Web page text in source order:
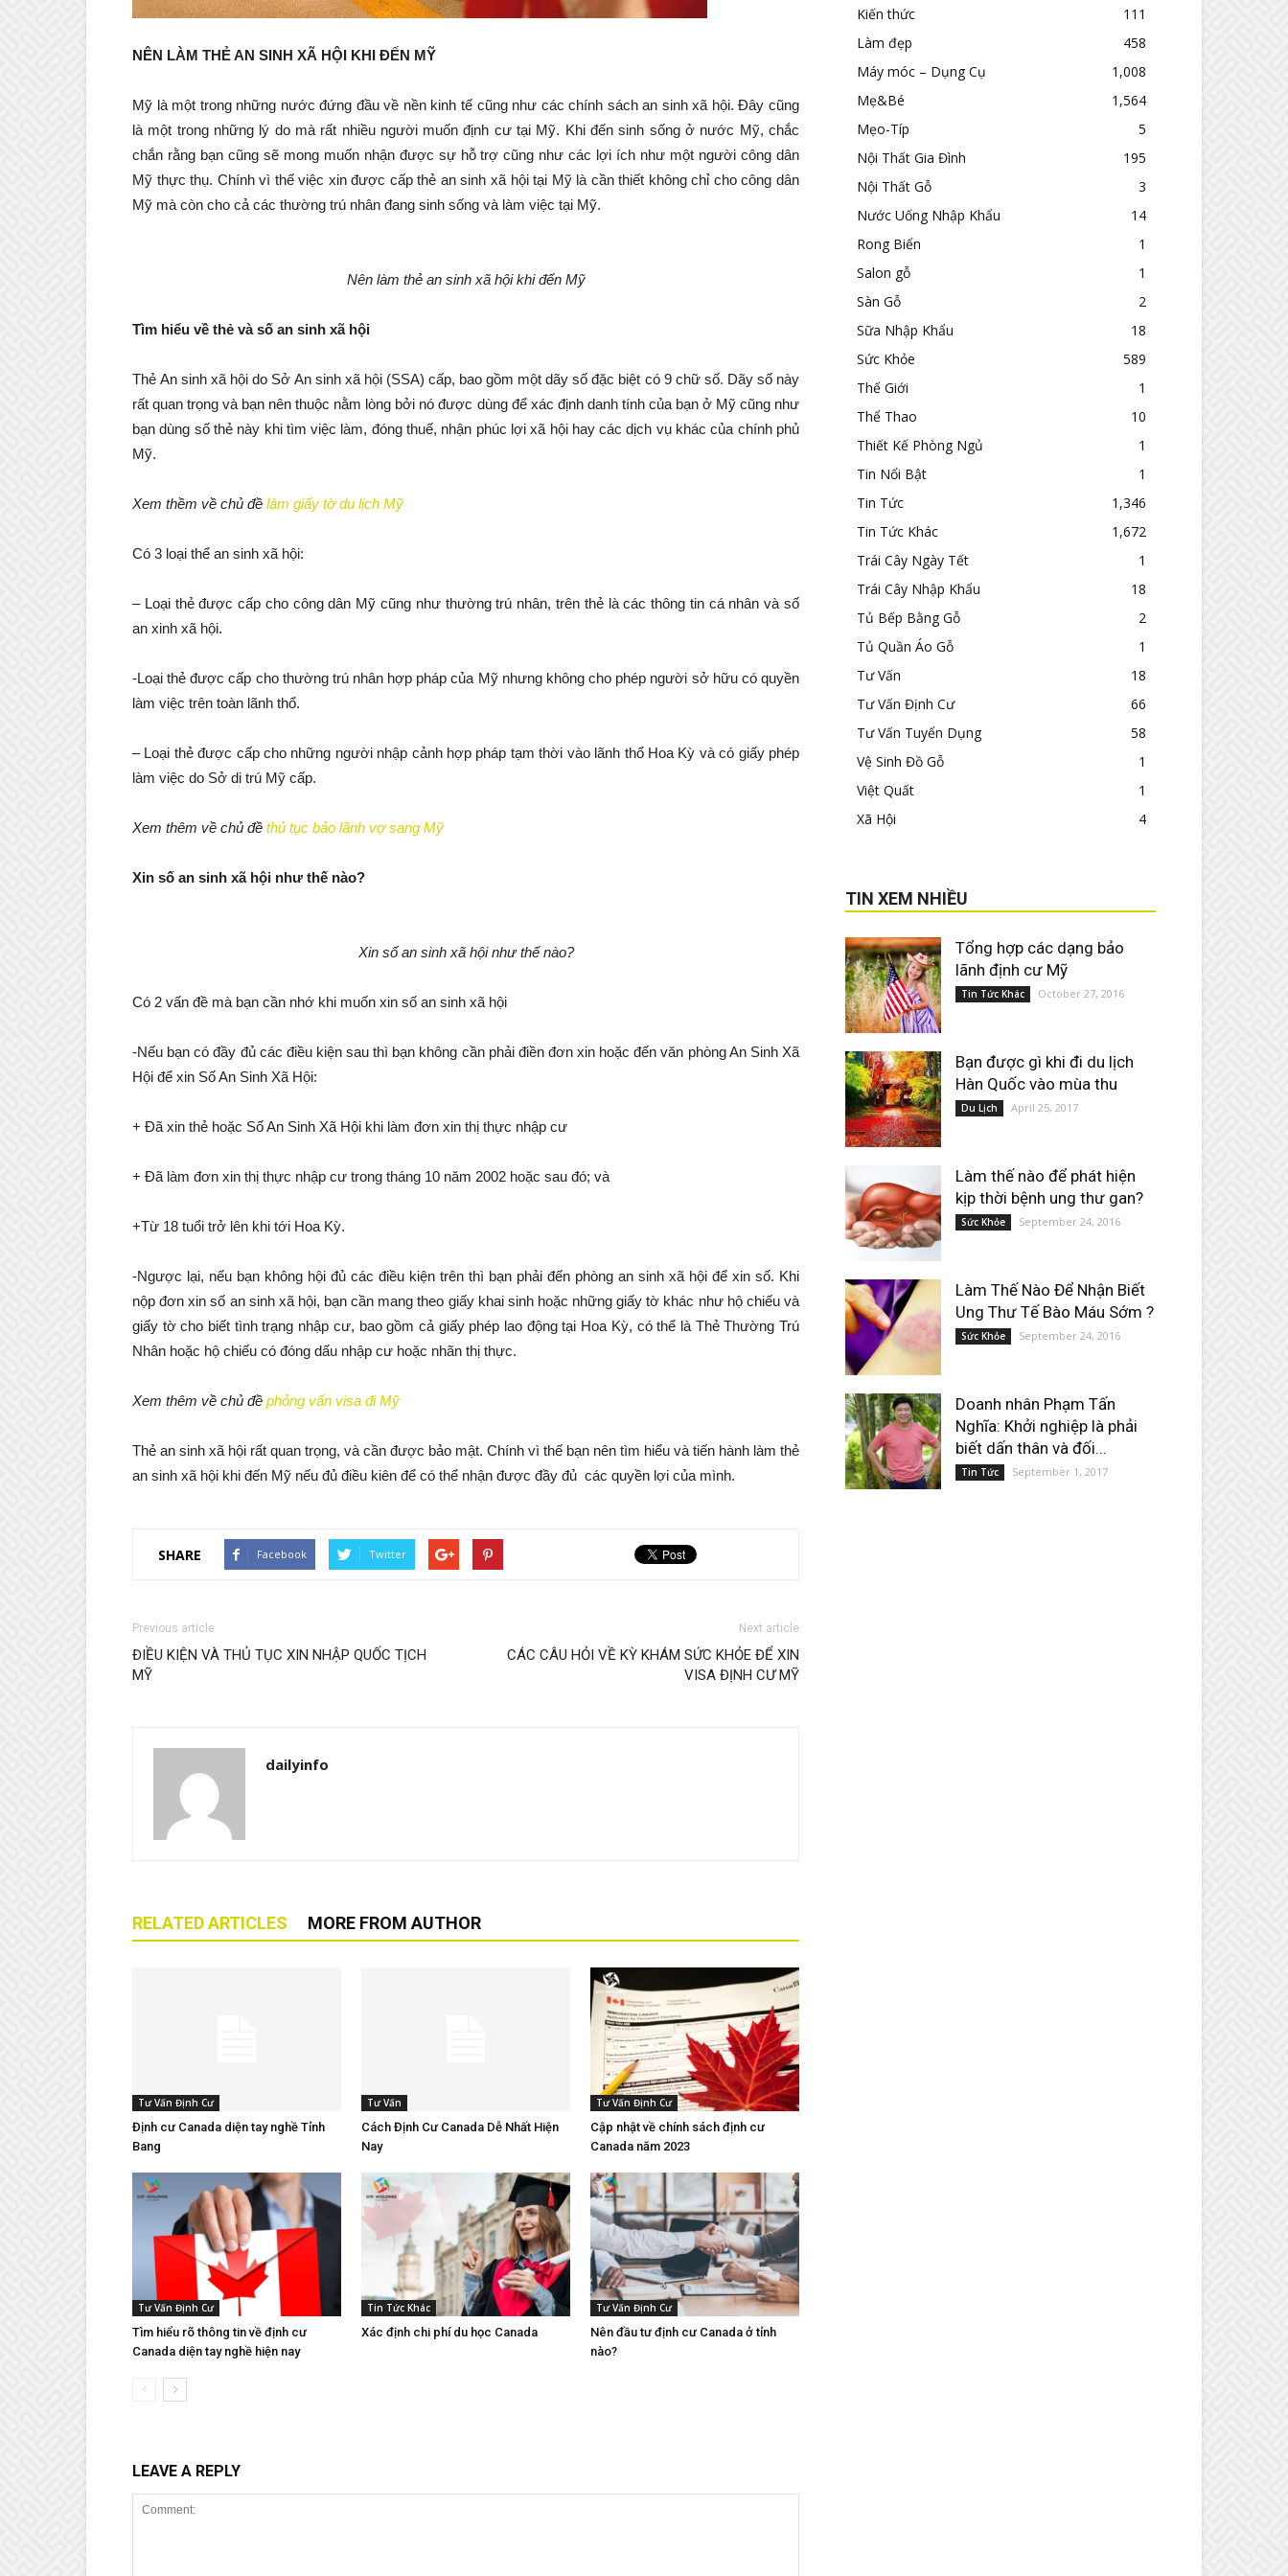
NÊN LÀM THẺ AN SINH XÃ HỘI KHI ĐẾN MỸ
Mỹ là một trong những nước đứng đầu về nền kinh tế cũng như các chính sách an sinh xã hội. Đây cũng
là một trong những lý do mà rất nhiều người muốn định cư tại Mỹ. Khi đến sinh sống ở nước Mỹ, chắc
chắn rằng bạn cũng sẽ mong muốn nhận được sự hỗ trợ cũng như các lợi ích như một người công dân
Mỹ thực thụ. Chính vì thế việc xin được cấp thẻ an sinh xã hội tại Mỹ là cần thiết không chỉ cho công dân
Mỹ mà còn cho cả các thường trú nhân đang sinh sống và làm việc tại Mỹ.
Nên làm thẻ an sinh xã hội khi đến Mỹ
Tìm hiểu về thẻ và số an sinh xã hội
Thẻ An sinh xã hội do Sở An sinh xã hội (SSA) cấp, bao gồm một dãy số đặc biệt có 9 chữ số. Dãy số này
rất quan trọng và bạn nên thuộc nằm lòng bởi nó được dùng để xác định danh tính của bạn ở Mỹ cũng như
bạn dùng số thẻ này khi tìm việc làm, đóng thuế, nhận phúc lợi xã hội hay các dịch vụ khác của chính phủ
Mỹ.
Xem thềm về chủ đề làm giấy tờ du lịch Mỹ
Có 3 loại thể an sinh xã hội:
– Loại thẻ được cấp cho công dân Mỹ cũng như thường trú nhân, trên thẻ là các thông tin cá nhân và số
an xinh xã hội.
-Loại thẻ được cấp cho thường trú nhân hợp pháp của Mỹ nhưng không cho phép người sở hữu có quyền
làm việc trên toàn lãnh thổ.
– Loại thẻ được cấp cho những người nhập cảnh hợp pháp tạm thời vào lãnh thổ Hoa Kỳ và có giấy phép
làm việc do Sở di trú Mỹ cấp.
Xem thêm về chủ đề thủ tục bảo lãnh vợ sang Mỹ
Xin số an sinh xã hội như thế nào?
Xin số an sinh xã hội như thế nào?
Có 2 vấn đề mà bạn cần nhớ khi muốn xin số an sinh xã hội
-Nếu bạn có đầy đủ các điều kiện sau thì bạn không cần phải điền đơn xin hoặc đến văn phòng An Sinh Xã
Hội để xin Số An Sinh Xã Hội:
+ Đã xin thẻ hoặc Số An Sinh Xã Hội khi làm đơn xin thị thực nhập cư
+ Đã làm đơn xin thị thực nhập cư trong tháng 10 năm 2002 hoặc sau đó; và
+Từ 18 tuổi trở lên khi tới Hoa Kỳ.
-Ngược lại, nếu bạn không hội đủ các điều kiện trên thì bạn phải đến phòng an sinh xã hội để xin số. Khi
nộp đơn xin số an sinh xã hội, bạn cần mang theo giấy khai sinh hoặc những giấy tờ khác như hộ chiếu và
giấy tờ cho biết tình trạng nhập cư, bao gồm cả giấy phép lao động tại Hoa Kỳ, có thể là Thẻ Thường Trú
Nhân hoặc hộ chiếu có đóng dấu nhập cư hoặc nhãn thị thực.
Xem thêm về chủ đề phỏng vấn visa đi Mỹ
Thẻ an sinh xã hội rất quan trọng, và cần được bảo mật. Chính vì thế bạn nên tìm hiểu và tiến hành làm thẻ
an sinh xã hội khi đến Mỹ nếu đủ điều kiên để có thể nhận được đầy đủ các quyền lợi của mình.
SHARE Facebook Twitter
Previous article
ĐIỀU KIỆN VÀ THỦ TỤC XIN NHẬP QUỐC TỊCH
MỸ
Next article
CÁC CÂU HỎI VỀ KỲ KHÁM SỨC KHỎE ĐỂ XIN
VISA ĐỊNH CƯ MỸ
dailyinfo
RELATED ARTICLES MORE FROM AUTHOR
Tư Vấn Định Cư
Định cư Canada diện tay nghề Tỉnh
Bang
Tư Vấn
Cách Định Cư Canada Dễ Nhất Hiện
Nay
Tư Vấn Định Cư
Cập nhật về chính sách định cư
Canada năm 2023
Tư Vấn Định Cư
Tìm hiểu rõ thông tin về định cư
Canada diện tay nghề hiện nay
Tin Tức Khác
Xác định chi phí du học Canada
Tư Vấn Định Cư
Nên đầu tư định cư Canada ở tỉnh
nào?
LEAVE A REPLY
Kiến thức
111
Làm đẹp
458
Máy móc – Dụng Cụ
1,008
Mẹ&Bé
1,564
Mẹo-Típ
5
Nội Thất Gia Đình
195
Nội Thất Gỗ
3
Nước Uống Nhập Khẩu
14
Rong Biển
1
Salon gỗ
1
Sàn Gỗ
2
Sữa Nhập Khẩu
18
Sức Khỏe
589
Thế Giới
1
Thể Thao
10
Thiết Kế Phòng Ngủ
1
Tin Nổi Bật
1
Tin Tức
1,346
Tin Tức Khác
1,672
Trái Cây Ngày Tết
1
Trái Cây Nhập Khẩu
18
Tủ Bếp Bằng Gỗ
2
Tủ Quần Áo Gỗ
1
Tư Vấn
18
Tư Vấn Định Cư
66
Tư Vấn Tuyển Dụng
58
Vệ Sinh Đồ Gỗ
1
Việt Quất
1
Xã Hội
4
TIN XEM NHIỀU
Tổng hợp các dạng bảo
lãnh định cư Mỹ
Tin Tức Khác October 27, 2016
Bạn được gì khi đi du lịch
Hàn Quốc vào mùa thu
Du Lịch April 25, 2017
Làm thế nào để phát hiện
kịp thời bệnh ung thư gan?
Sức Khỏe September 24, 2016
Làm Thế Nào Để Nhận Biết
Ung Thư Tế Bào Máu Sớm ?
Sức Khỏe September 24, 2016
Doanh nhân Phạm Tấn
Nghĩa: Khởi nghiệp là phải
biết dấn thân và đối...
Tin Tức September 1, 2017